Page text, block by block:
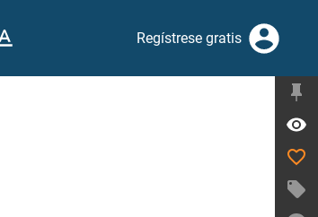
bíblico o palabra
Regístrese gratis